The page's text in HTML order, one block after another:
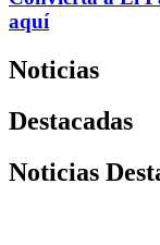
aquí
Noticias
Destacadas
Noticias